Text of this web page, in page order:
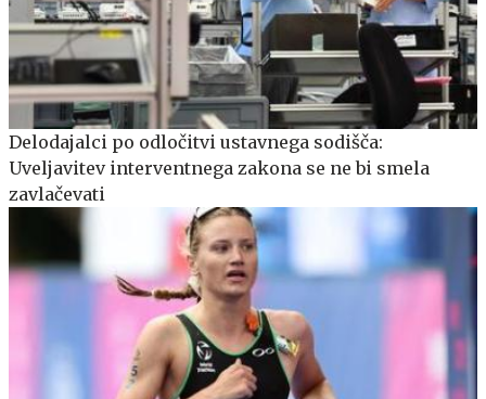
Delodajalci po odločitvi ustavnega sodišča:
Uveljavitev interventnega zakona se ne bi smela
zavlačevati